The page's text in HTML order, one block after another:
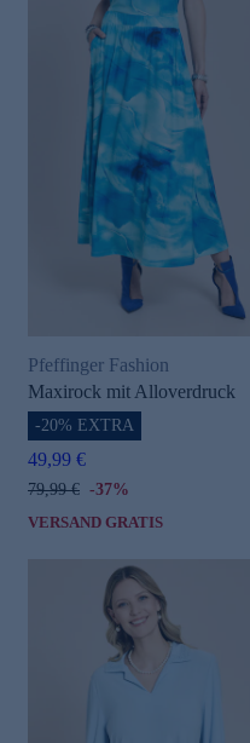
Pfeffinger Fashion
Maxirock mit Alloverdruck
-20% EXTRA
49,99 €
79,99 € -37%
VERSAND GRATIS